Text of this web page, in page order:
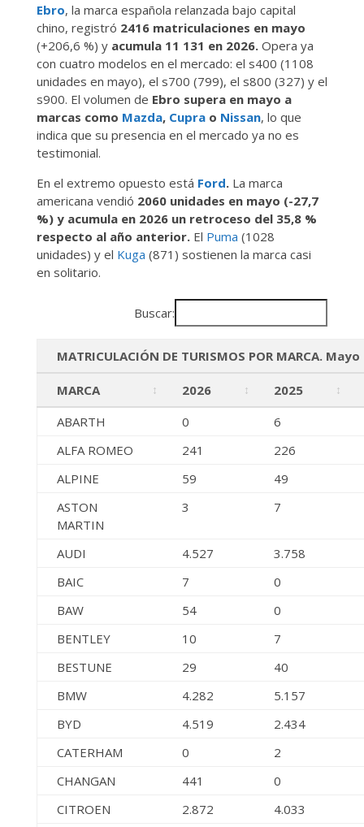
Ebro, la marca española relanzada bajo capital
chino, registró 2416 matriculaciones en mayo
(+206,6 %) y acumula 11 131 en 2026.Opera ya
con cuatro modelos en el mercado: el s400 (1108
unidades en mayo), el s700 (799), el s800 (327) y el
s900. El volumen de Ebro supera en mayo a
marcas como Mazda, Cuprao Nissan, lo que
indica que su presencia en el mercado ya no es
testimonial.
En el extremo opuesto está Ford.La marca
americana vendió 2060 unidades en mayo (-27,7
%) y acumula en 2026 un retroceso del 35,8 %
respecto al año anterior.El Puma (1028
unidades) y el Kuga (871) sostienen la marca casi
en solitario.
Buscar:
MATRICULACIÓN DE TURISMOS POR MARCA.
MARCA 2026
2025
ABARTH
0
6
ALFA ROMEO
241
226
ALPINE
59
49
ASTON
MARTIN
3 7
AUDI 4.527
3.758
BAIC
7
0
BAW
54
0
BENTLEY
10
7
BESTUNE
29
40
BMW
4.282
5.157
BYD
4.519
2.434
CATERHAM
0
2
CHANGAN
441
0
CITROEN
2.872
4.033